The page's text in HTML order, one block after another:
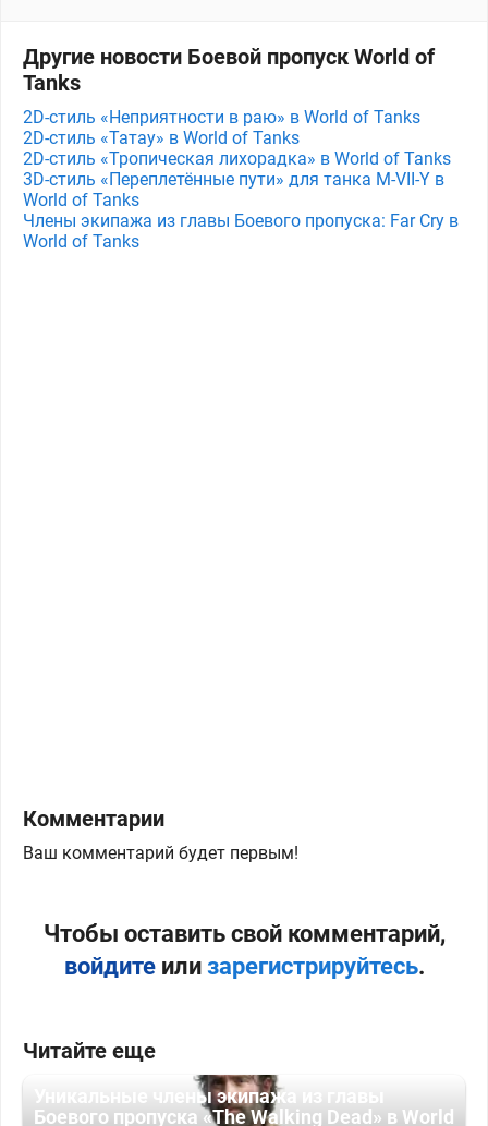
Другие новости Боевой пропуск World of
Tanks
2D-стиль «Неприятности в раю» в World of Tanks
2D-стиль «Татау» в World of Tanks
2D-стиль «Тропическая лихорадка» в World of Tanks
3D-стиль «Переплетённые пути» для танка M⁠-⁠VII⁠-⁠Y в
World of Tanks
Члены экипажа из главы Боевого пропуска: Far Cry в
World of Tanks
Комментарии
Ваш комментарий будет первым!
Чтобы оставить свой комментарий,
войдитеили зарегистрируйтесь.
Читайте еще
Уникальные члены экипажа из главы
Боевого пропуска «The Walking Dead» в World